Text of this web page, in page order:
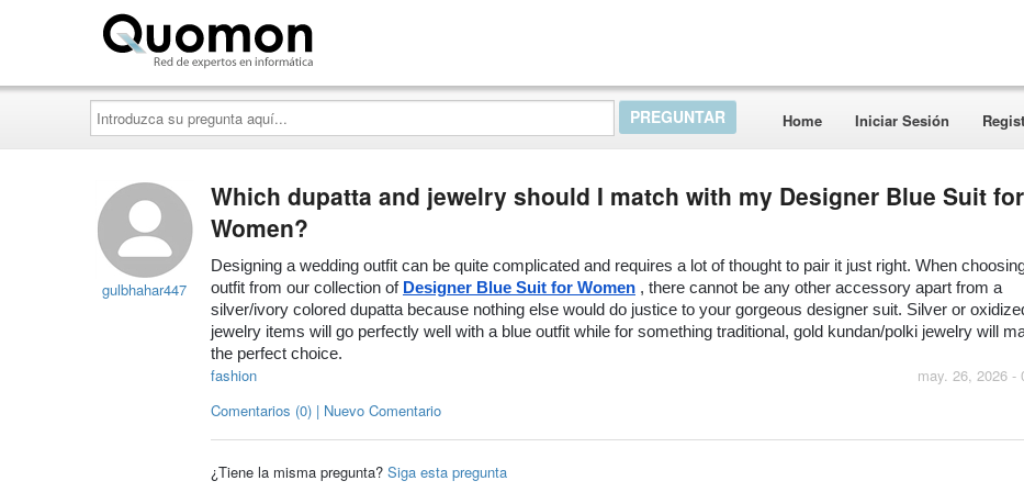
Introduzca
su
pregunta
aquí...
Home Iniciar Sesión
gulbhahar447
Which dupatta and jewelry should I match with my Designer Blue Suit for
Women?
Designing a wedding outfit can be quite complicated and requires a lot of thought to pair it just right. When
outfit from our collection of Designer Blue Suit for Women , there cannot be any other accessory apart from a
silver/ivory colored dupatta because nothing else would do justice to your gorgeous designer suit. Silver or
jewelry items will go perfectly well with a blue outfit while for something traditional, gold kundan/polki jewelry will
the perfect choice.
may. 26, 2026 -
fashion
Comentarios (0) | Nuevo Comentario
¿Tiene la misma pregunta? Siga esta pregunta